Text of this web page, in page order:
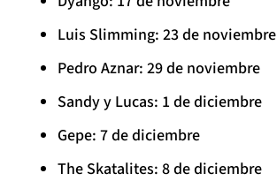
Luis Slimming: 23 de noviembre
Pedro Aznar: 29 de noviembre
Sandy y Lucas: 1 de diciembre
Gepe: 7 de diciembre
The Skatalites: 8 de diciembre